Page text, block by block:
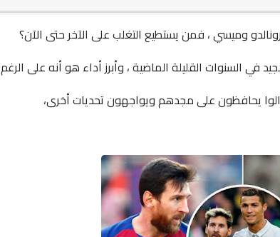
وميسي ، فمن يستطيع التغلب على الآخر حتى الآن؟
في السنوات القليلة الماضية ، وأبرز أداء هو أنه على الرغم
يحافظون على مجدهم ويواجهون تحديات أخرى،